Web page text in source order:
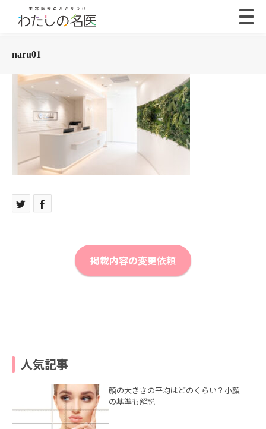
naru01
掲載内容の変更依頼
人気記事
顔の大きさの平均はどのくらい？小顔
の基準も解説